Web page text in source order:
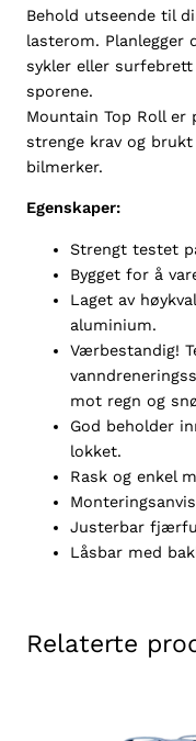
l
N
i
s
s
a
n
2
l
Behold utseende til
lasterom. Planlegger
sykler eller
sporene.
Mountain Top Roll
strenge krav og
bilmerker.
Egenskaper:
Strengt testet
Bygget for å
Laget av
aluminium.
Værbestandig!
mot regn og
God beholder
lokket.
Rask og enkel
Justerbar
Låsbar med
Relaterte